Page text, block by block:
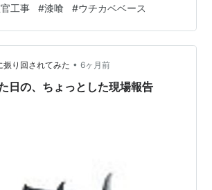
荘の壁をDIYで白壁（漆喰）塗りに挑
私。思うように塗れない難しさを身を
からこそ、「プロの左官屋さんはどう
を使っているんだろう？」と、興味
いただきました。 応援ポチお願いしま
工事 #漆喰 #ウチカベベース
振り回されてみた • 6ヶ月前
日の、ちょっとした現場報告